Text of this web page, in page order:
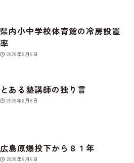
県内小中学校体育館の冷房設置
率
2026年8月6日
とある塾講師の独り言
2026年8月6日
広島原爆投下から８１年
2026年8月6日